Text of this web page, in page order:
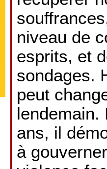
niveau de
esprits, et
sondages.
peut
lendemain.
ans, il
à